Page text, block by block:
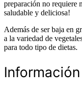
preparación no requiere
saludable y deliciosa!
Además de ser baja en
a la variedad de
para todo tipo de dietas.